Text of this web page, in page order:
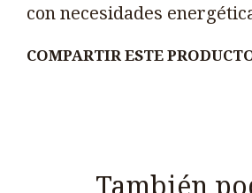
con necesidades
COMPARTIR ESTE
También